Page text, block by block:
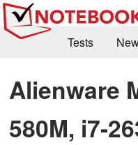
Tests
Kaufberatung
Deals
Forum
Alienware
580M, i7-